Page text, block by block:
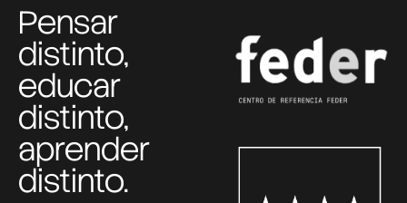
Pensar
distinto,
educar
distinto,
aprender
distinto.